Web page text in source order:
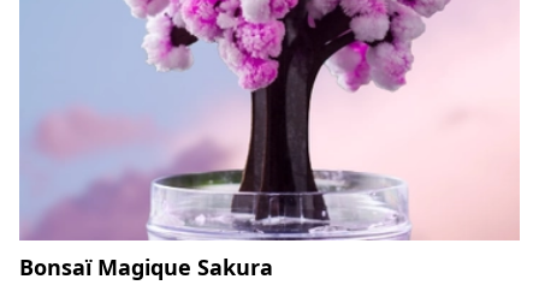
Bonsaï Magique Sakura